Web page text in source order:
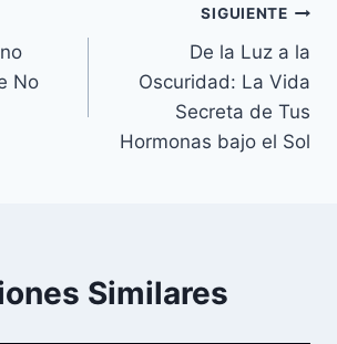
No
SIGUIENTE
De la Luz a la
Oscuridad: La Vida
Secreta de Tus
Hormonas bajo el Sol
Similares